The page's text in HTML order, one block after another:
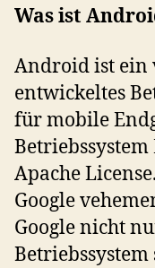
Was ist
Android ist ein
entwickeltes
für mobile
Apache
Google
Google nicht